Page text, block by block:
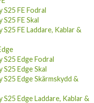
S25 FE Skal
S25 FE Laddare, Kablar &
S25 Edge Fodral
S25 Edge Skal
S25 Edge Skärmskydd &
S25 Edge Laddare, Kablar &